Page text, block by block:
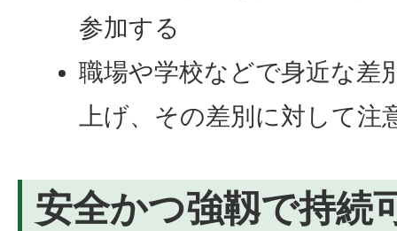
参加する
職場や学校などで身近な差
上げ、その差別に対して注
安全かつ強靱で持続